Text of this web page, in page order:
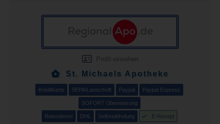
Profil einsehen
St. Michaels Apotheke
Kreditkarte SEPA/Lastschrift Paypal Paypal Express
SOFORT Überweisung
Botendienst DHL Selbstabholung E-Rezept